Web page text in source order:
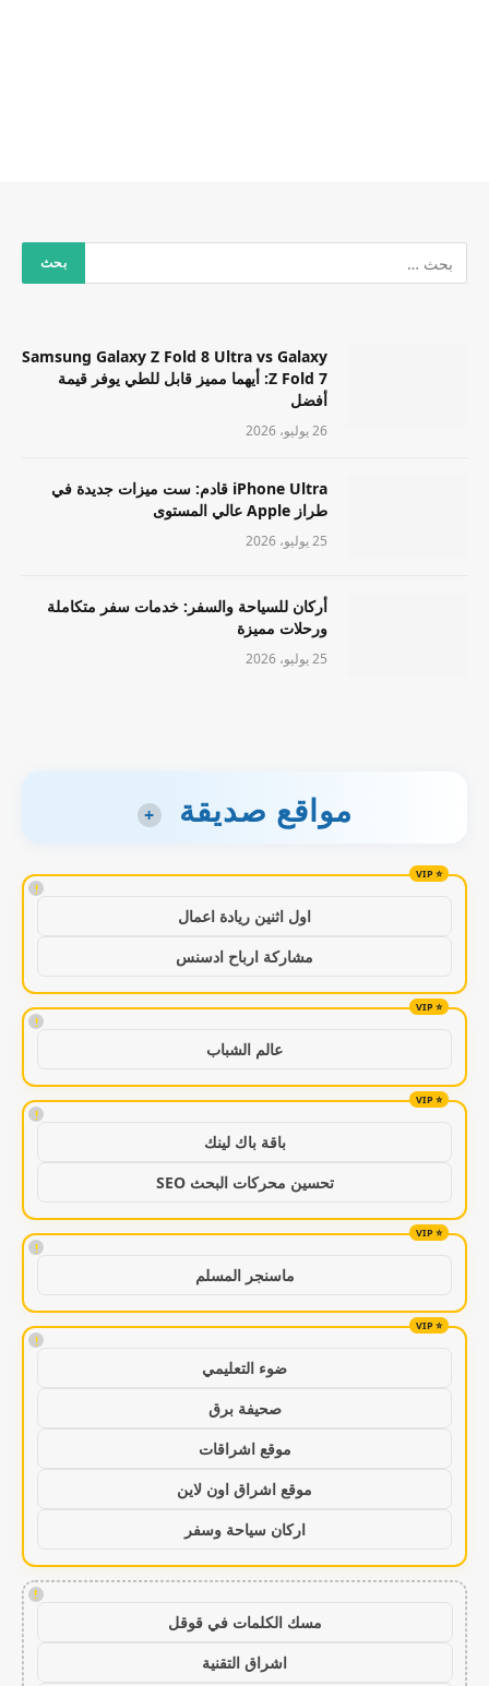
Samsung Galaxy Z Fold 8 Ultra vs Galaxy
Z Fold 7: أيهما مميز قابل للطي يوفر قيمة
أفضل
26 يوليو، 2026
iPhone Ultra قادم: ست ميزات جديدة في
طراز Apple عالي المستوى
25 يوليو، 2026
أركان للسياحة والسفر: خدمات سفر متكاملة
ورحلات مميزة
25 يوليو، 2026
مواقع صديقة +
!
اول اثنين ريادة اعمال
مشاركة ارباح ادسنس
!
عالم الشباب
!
باقة باك لينك
تحسين محركات البحث SEO
!
ماسنجر المسلم
!
ضوء التعليمي
صحيفة برق
موقع اشراقات
موقع اشراق اون لاين
اركان سياحة وسفر
!
مسك الكلمات في قوقل
اشراق التقنية